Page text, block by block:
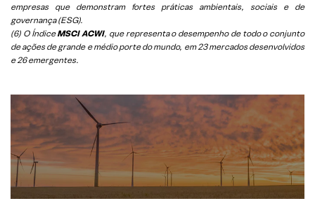
empresas que demonstram fortes práticas ambientais, sociais e de
governança (ESG).
(6) O ÍndiceMSCI ACWI, que representa o desempenho de todo o conjunto
de ações de grande e médio porte do mundo, em 23 mercados desenvolvidos
e 26 emergentes.